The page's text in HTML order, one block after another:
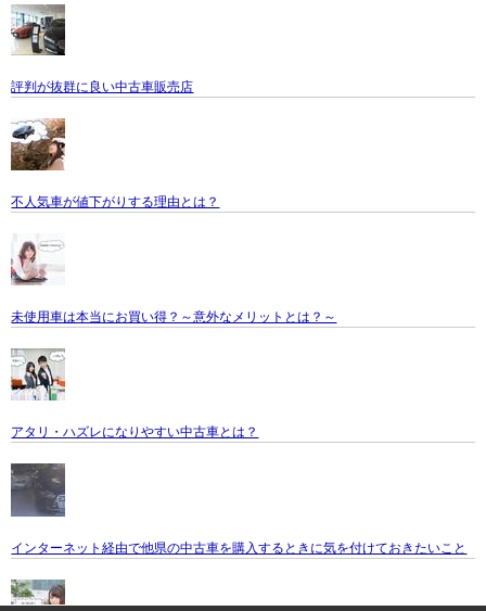
評判が抜群に良い中古車販売店
不人気車が値下がりする理由とは？
未使用車は本当にお買い得？～意外なメリットとは？～
アタリ・ハズレになりやすい中古車とは？
インターネット経由で他県の中古車を購入するときに気を付けておきたいこと